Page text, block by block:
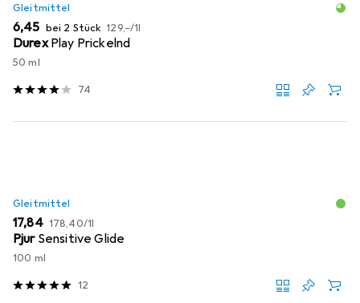
Gleitmittel
EUR
6,45 bei 2 Stück EUR
129,–/1l
Durex Play Prickelnd
50 ml
74
Gleitmittel
EUR
17,84 EUR
178,40/1l
Pjur Sensitive Glide
100 ml
12